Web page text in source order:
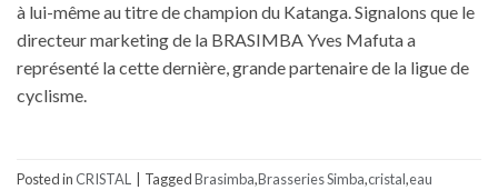
à lui-même au titre de champion du Katanga. Signalons que le
directeur marketing de la BRASIMBA Yves Mafuta a
représenté la cette dernière, grande partenaire de la ligue de
cyclisme.
Posted in CRISTAL TaggedBrasimba,Brasseries Simba,cristal,eau